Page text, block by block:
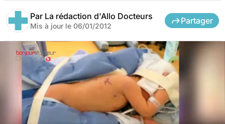
Par La rédaction d'Allo Docteurs
Mis à jour le 06/01/2012
Partager